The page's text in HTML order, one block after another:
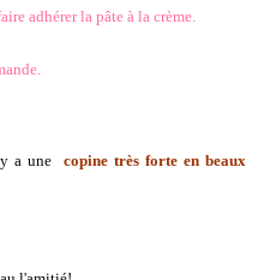
adhérer la pâte à la crème.
a une
copine très forte en beaux